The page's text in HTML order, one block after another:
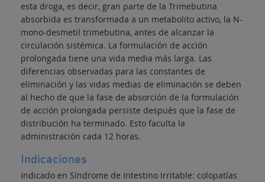
esta droga, es decir, gran parte de la Trimebutina
absorbida es transformada a un metabolito activo, la N-
mono-desmetil trimebutina, antes de alcanzar la
circulación sistémica. La formulación de acción
prolongada tiene una vida media más larga. Las
diferencias observadas para las constantes de
eliminación y las vidas medias de eliminación se deben
al hecho de que la fase de absorción de la formulación
de acción prolongada persiste después que la fase de
distribución ha terminado. Esto faculta la
administración cada 12 horas.
Indicaciones
Indicado en Síndrome de Intestino Irritable: colopatías